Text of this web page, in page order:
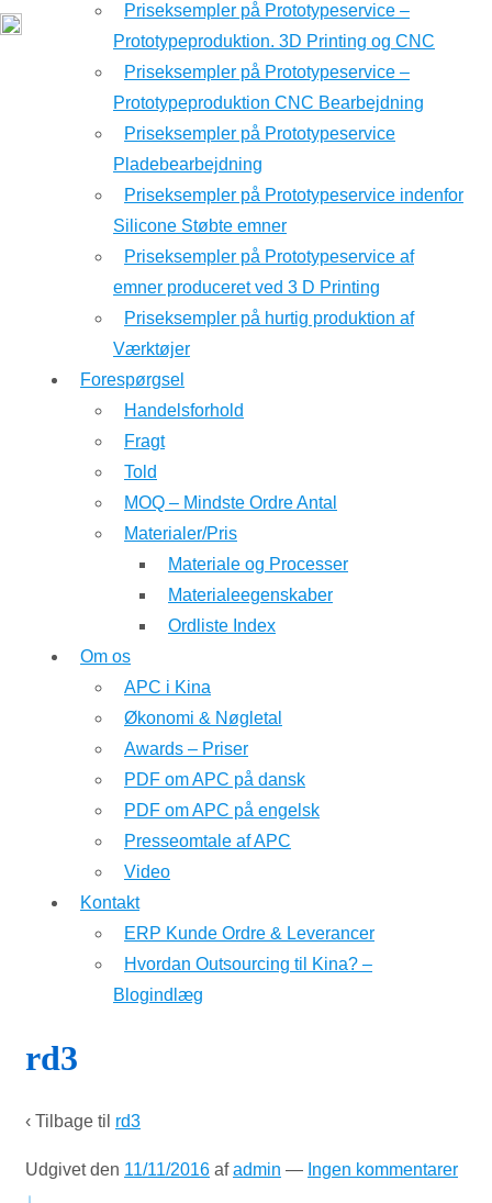
Priseksempler på Prototypeservice –
Prototypeproduktion. 3D Printing og CNC
Priseksempler på Prototypeservice –
Prototypeproduktion CNC Bearbejdning
Priseksempler på Prototypeservice
Pladebearbejdning
Priseksempler på Prototypeservice indenfor
Silicone Støbte emner
Priseksempler på Prototypeservice af
emner produceret ved 3 D Printing
Priseksempler på hurtig produktion af
Værktøjer
Forespørgsel
Handelsforhold
Fragt
Told
MOQ – Mindste Ordre Antal
Materialer/Pris
Materiale og Processer
Materialeegenskaber
Ordliste Index
Om os
APC i Kina
Økonomi & Nøgletal
Awards – Priser
PDF om APC på dansk
PDF om APC på engelsk
Presseomtale af APC
Video
Kontakt
ERP Kunde Ordre & Leverancer
Hvordan Outsourcing til Kina? –
Blogindlæg
rd3
‹ Tilbage til rd3
Udgivet den 11/11/2016 afadmin — Ingen kommentarer